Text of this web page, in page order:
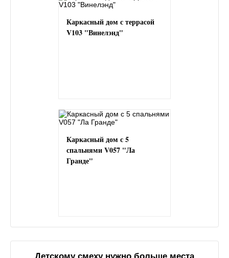
Каркасный дом с террасой
V103 "Винелэнд"
Каркасный дом с 5
спальнями V057 "Ла
Гранде"